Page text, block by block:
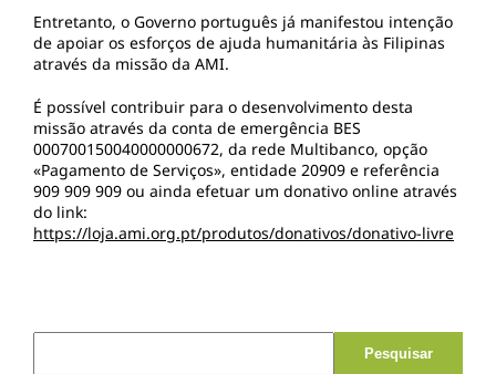
Entretanto, o Governo português já manifestou intenção
de apoiar os esforços de ajuda humanitária às Filipinas
através da missão da AMI.
É possí­vel contribuir para o desenvolvimento desta
missão através da conta de emergência BES
000700150040000000672, da rede Multibanco, opção
«Pagamento de Serviços», entidade 20909 e referência
909 909 909 ou ainda efetuar um donativo online através
do link:
https://loja.ami.org.pt/produtos/donativos/donativo-livre
Pesquisar por: